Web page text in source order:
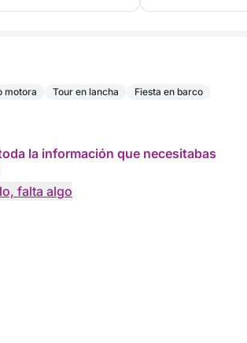
motora Tour en lancha Fiesta en barco
la información que necesitabas
falta algo